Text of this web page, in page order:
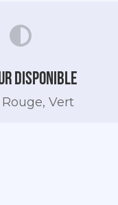
Disponible
Vert